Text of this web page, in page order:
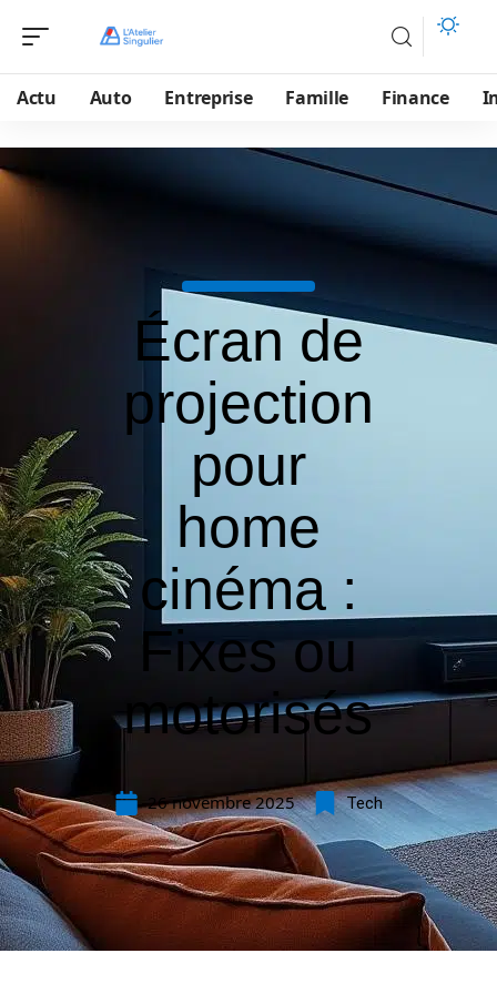
Actu Auto Entreprise Famille Finance
Écran de
projection
pour
home
cinéma :
Fixes ou
motorisés
26 novembre 2025 Tech